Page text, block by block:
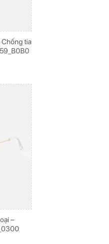
Chống tia
–